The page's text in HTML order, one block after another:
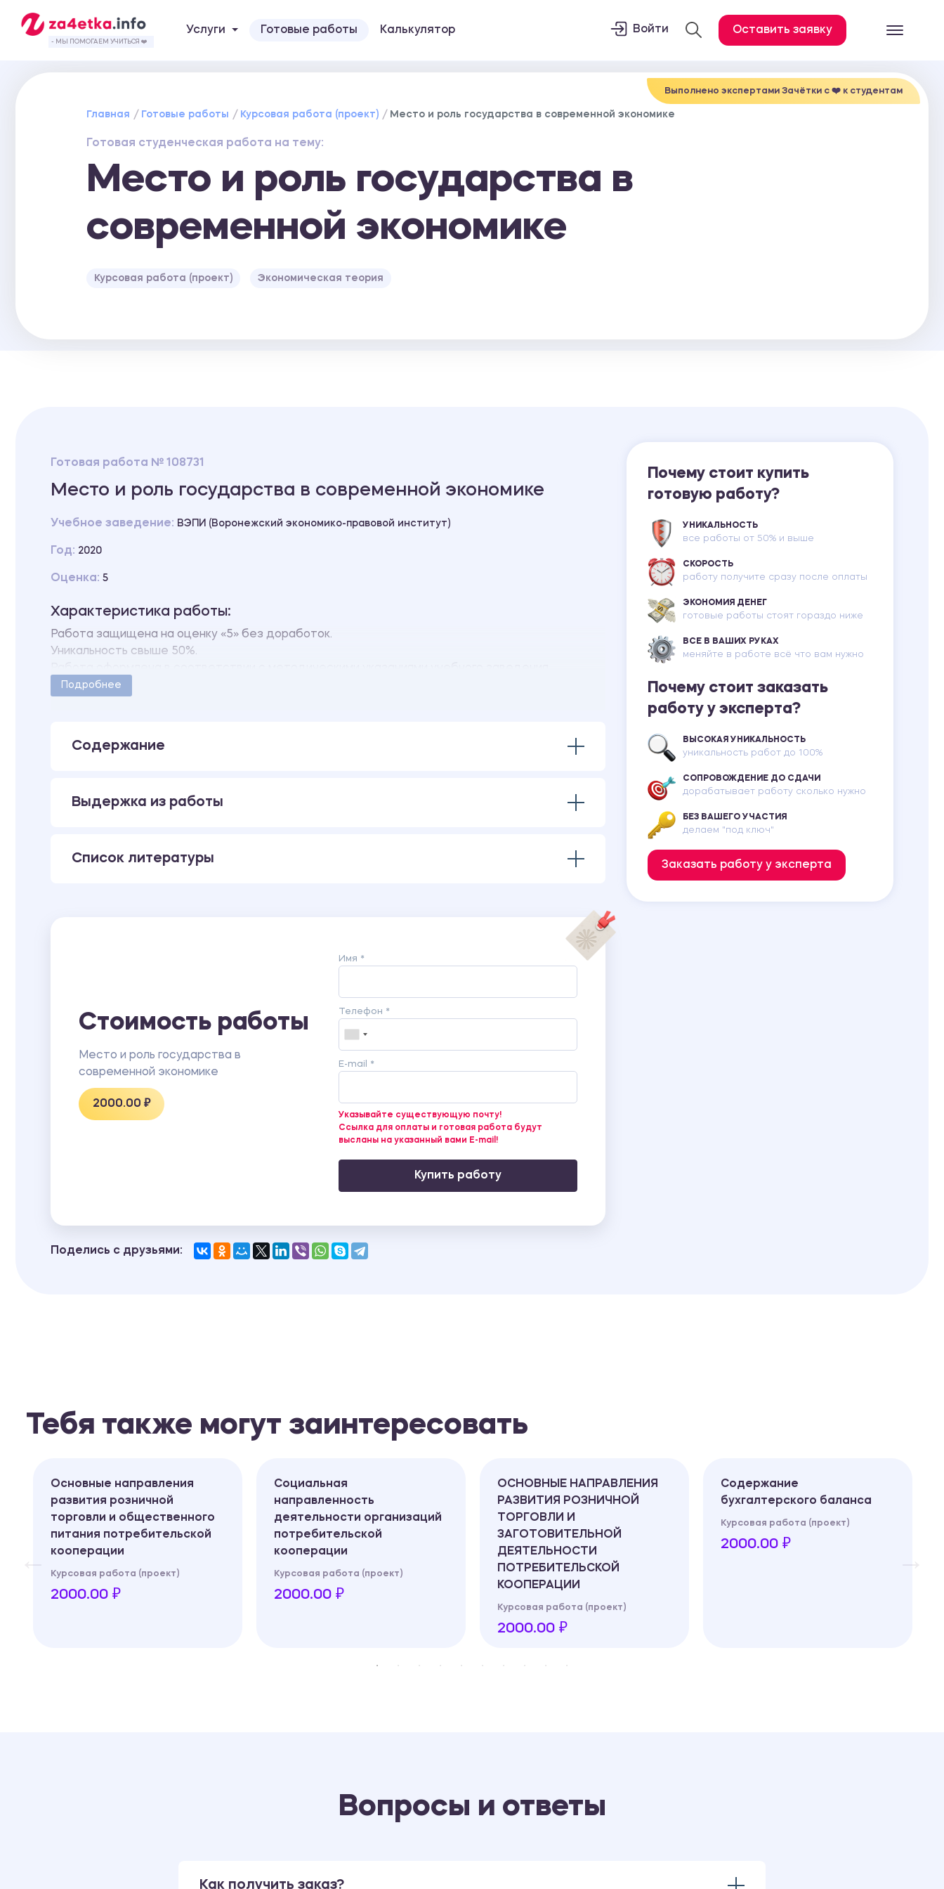
Все услуги
- МЫ ПОМОГАЕМ УЧИТЬСЯ ❤️
Услуги Готовые работы Калькулятор Войти Оставить заявку
Выполнено экспертами Зачётки c ❤️ к студентам
Главная Готовые работы Курсовая работа (проект) Место и роль государства в современной экономике
Готовая студенческая работа на тему:
Место и роль государства в
современной экономике
Курсовая работа (проект) Экономическая теория
Готовая работа № 108731
Место и роль государства в современной экономике
Учебное заведение: ВЭПИ (Воронежский экономико-правовой институт)
Год: 2020
Оценка: 5
Характеристика работы:
Работа защищена на оценку «5» без доработок.
Уникальность свыше 50%.
Количество страниц - 30.
Подробнее
Содержание
Выдержка из работы
Список литературы
Стоимость работы
Место и роль государства в
современной экономике
2000.00 ₽
Имя *
Телефон *
E-mail *
Указывайте существующую почту!
Ссылка для оплаты и готовая работа будут
высланы на указанный вами E-mail!
Купить работу
Почему стоит купить
готовую работу?
УНИКАЛЬНОСТЬ
все работы от 50% и выше
СКОРОСТЬ
работу получите сразу после оплаты
ЭКОНОМИЯ ДЕНЕГ
готовые работы стоят гораздо ниже
ВСЕ В ВАШИХ РУКАХ
меняйте в работе всё что вам нужно
Почему стоит заказать
работу у эксперта?
ВЫСОКАЯ УНИКАЛЬНОСТЬ
уникальность работ до 100%
СОПРОВОЖДЕНИЕ ДО СДАЧИ
дорабатывает работу сколько нужно
БЕЗ ВАШЕГО УЧАСТИЯ
делаем "под ключ"
Заказать работу у эксперта
Поделись с друзьями:
Тебя также могут заинтересовать
Основные направления
развития розничной
торговли и общественного
питания потребительской
кооперации
Курсовая работа (проект)
2000.00 ₽
Социальная
направленность
деятельности организаций
потребительской
кооперации
Курсовая работа (проект)
2000.00 ₽
ОСНОВНЫЕ НАПРАВЛЕНИЯ
РАЗВИТИЯ РОЗНИЧНОЙ
ТОРГОВЛИ И
ЗАГОТОВИТЕЛЬНОЙ
ДЕЯТЕЛЬНОСТИ
ПОТРЕБИТЕЛЬСКОЙ
КООПЕРАЦИИ
Курсовая работа (проект)
2000.00 ₽
Содержание
бухгалтерского баланса
Курсовая работа (проект)
2000.00 ₽
Вопросы и ответы
Как получить заказ?